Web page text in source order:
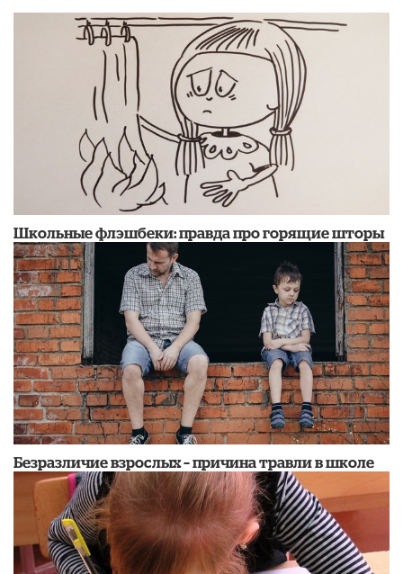
Школьные флэшбеки: правда про горящие шторы
Безразличие взрослых – причина травли в школе